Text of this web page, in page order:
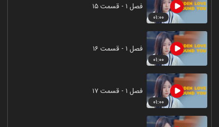
۰۱:۰۰
فصل ۱ - قسمت ۱۵
۰۱:۰۰
فصل ۱ - قسمت ۱۶
۰۱:۰۰
فصل ۱ - قسمت ۱۷